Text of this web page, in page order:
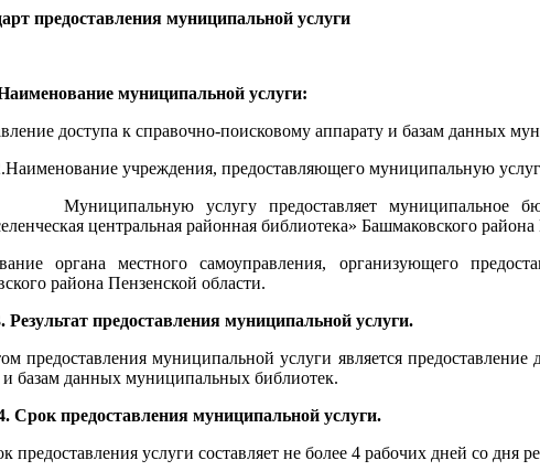
предоставления муниципальной услуги
муниципальной услуги:
доступа к справочно-поисковому аппарату и базам данных
учреждения, предоставляющего муниципальную
услугу предоставляет муниципальное
центральная районная библиотека» Башмаковского района
органа местного самоуправления, организующего
района Пензенской области.
предоставления муниципальной услуги.
предоставления муниципальной услуги является
и базам данных муниципальных библиотек.
предоставления муниципальной услуги.
предоставления услуги составляет не более 4 рабочих дней со дня